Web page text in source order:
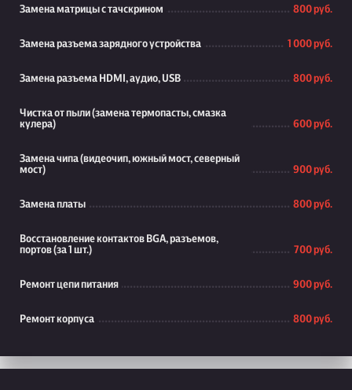
Замена матрицы с тачскрином 800 руб.
Замена разъема зарядного устройства 1 000 руб.
Замена разъема HDMI, аудио, USB 800 руб.
Чистка от пыли (замена термопасты, смазка
кулера)
600 руб.
Замена чипа (видеочип, южный мост, северный
мост)
900 руб.
Замена платы 800 руб.
Восстановление контактов BGA, разъемов,
портов (за 1 шт.)
700 руб.
Ремонт цепи питания 900 руб.
Ремонт корпуса 800 руб.